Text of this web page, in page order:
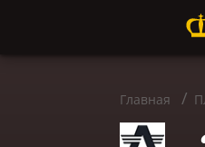
Главная